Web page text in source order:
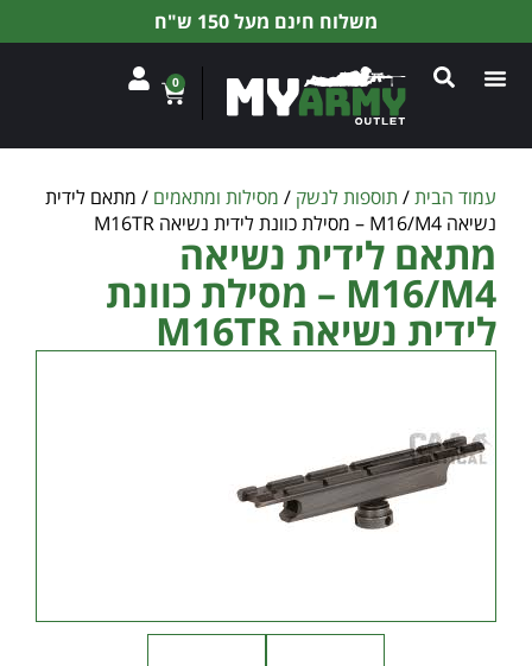
משלוח חינם מעל 150 ש"ח
0
עמוד הבית/ תוספות לנשק / מסילות ומתאמים / מתאם לידית
נשיאה M16/M4 – מסילת כוונת לידית נשיאה M16TR
מתאם לידית נשיאה
M16/M4 – מסילת כוונת
לידית נשיאה M16TR